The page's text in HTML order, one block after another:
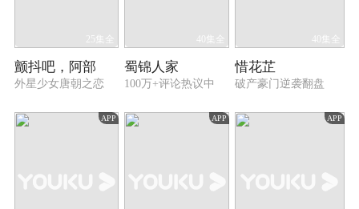
25集全
颤抖吧，阿部
外星少女唐朝之恋
40集全
蜀锦人家
100万+评论热议中
40集全
惜花芷
破产豪门逆袭翻盘
APP APP APP